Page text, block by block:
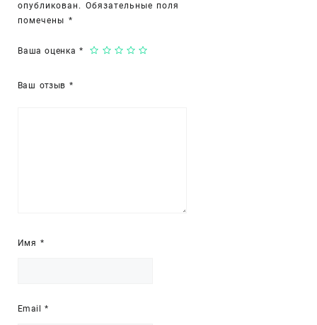
опубликован. Обязательные поля
помечены *
Ваша оценка *
Ваш отзыв *
Имя *
Email*